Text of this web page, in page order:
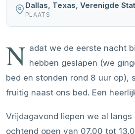
Dallas, Texas, Verenigde
PLAATS
N adat we de eerste nacht
hebben geslapen (we
bed en stonden rond 8 uur op),
fruitig naast ons bed. Een
Vrijdagavond liepen we al langs
ochtend open van 07.00 tot